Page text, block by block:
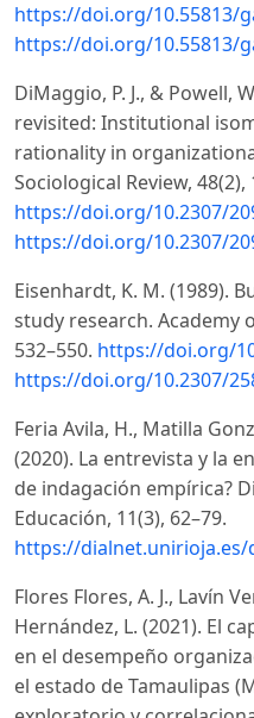
https://doi.org/10.55813/
https://doi.org/10.55813/
DiMaggio, P. J., & Powell,
revisited: Institutional
rationality in
Sociological Review, 48(2),
https://doi.org/10.2307/
https://doi.org/10.2307/
Eisenhardt, K. M. (1989).
study research. Academy
532–550. https://doi.org/
https://doi.org/10.2307/
Feria Avila, H., Matilla
(2020). La entrevista y la
de indagación empírica?
Educación, 11(3), 62–79.
https://dialnet.unirioja.es/
Flores Flores, A. J., Lavín
Hernández, L. (2021). El
en el desempeño
el estado de Tamaulipas